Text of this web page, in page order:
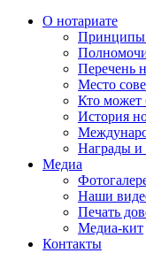
О нотариате
Принципы
Перечень
Место
Кто может
История
Награды и
Медиа
Наши
Печать
Медиа-кит
Контакты